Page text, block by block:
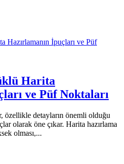
Harita
ve Püf Noktaları
özellikle detayların önemli olduğu
olarak öne çıkar. Harita hazırlama
olması,...